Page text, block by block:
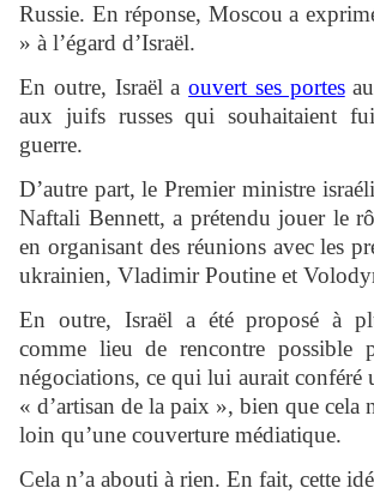
Russie. En réponse, Moscou a
» à l’égard d’Israël.
En outre, Israël aouvert ses portes
aux juifs russes qui souhaitaient
guerre.
D’autre part, le Premier ministre
Naftali Bennett, a prétendu jouer le
en organisant des réunions avec les
ukrainien, Vladimir Poutine et
En outre, Israël a été proposé à
comme lieu de rencontre possible
négociations, ce qui lui aurait conféré
« d’artisan de la paix », bien que cela
loin qu’une couverture médiatique.
Cela n’a abouti à rien. En fait, cette